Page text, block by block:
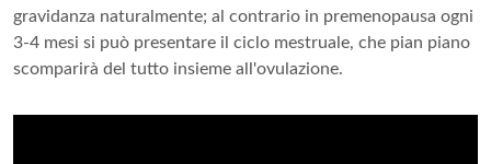
gravidanza naturalmente; al contrario in premenopausa ogni
3-4 mesi si può presentare il ciclo mestruale, che pian piano
scomparirà del tutto insieme all'ovulazione.